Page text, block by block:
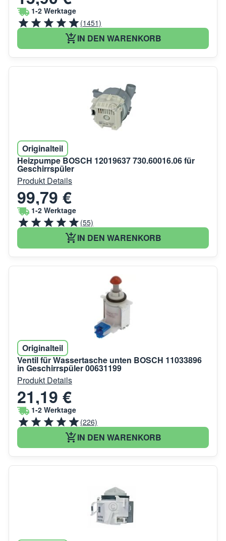
1-2 Werktage
(1451)
IN DEN WARENKORB
Originalteil
Heizpumpe BOSCH 12019637 730.60016.06 für
Geschirrspüler
Produkt Details
99,79 €
1-2 Werktage
(55)
IN DEN WARENKORB
Originalteil
Ventil für Wassertasche unten BOSCH 11033896
in Geschirrspüler 00631199
Produkt Details
21,19 €
1-2 Werktage
(226)
IN DEN WARENKORB